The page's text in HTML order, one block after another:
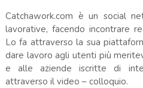
Catchawork.com è un social
lavorative, facendo incontrare
Lo fa attraverso la sua
dare lavoro agli utenti più
e alle aziende iscritte di
attraverso il video – colloquio.